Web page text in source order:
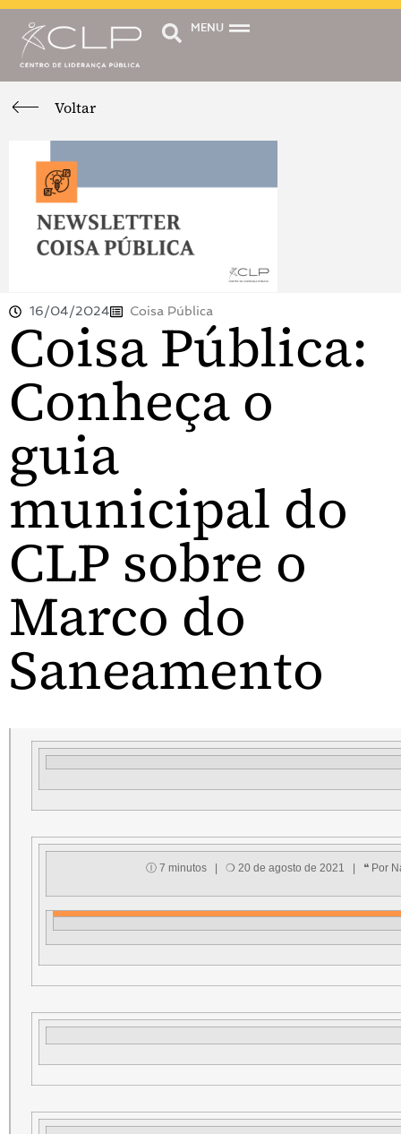
MENU
Voltar
16/04/2024 Coisa Pública
Coisa Pública:
Conheça o
guia
municipal do
CLP sobre o
Marco do
Saneamento
Ⓘ 7 minutos | ❍ 20 de agosto de 2021 | ❝ Por